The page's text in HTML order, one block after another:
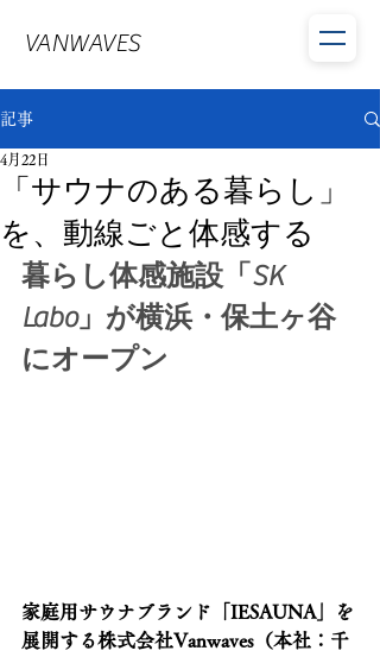
VANWAVES
記事
「サウナのある暮らし」
を、動線ごと体感する
4月22日
暮らし体感施設「SK
Labo」が横浜・保土ヶ谷
にオープン
家庭用サウナブランド「IESAUNA」を
展開する株式会社Vanwaves（本社：千